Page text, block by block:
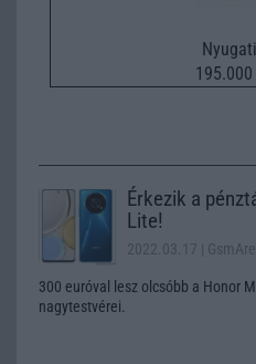
Érkezik a
Lite!
2022.03.17 |
300 euróval lesz olcsóbb a Honor
nagytestvérei.